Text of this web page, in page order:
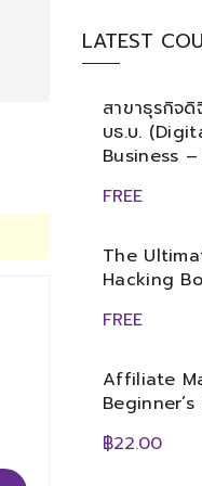
LATEST
สาขาธุรกิจดิ
บธ.บ.
Business –
FREE
The
Hacking
FREE
Affiliate
฿22.00